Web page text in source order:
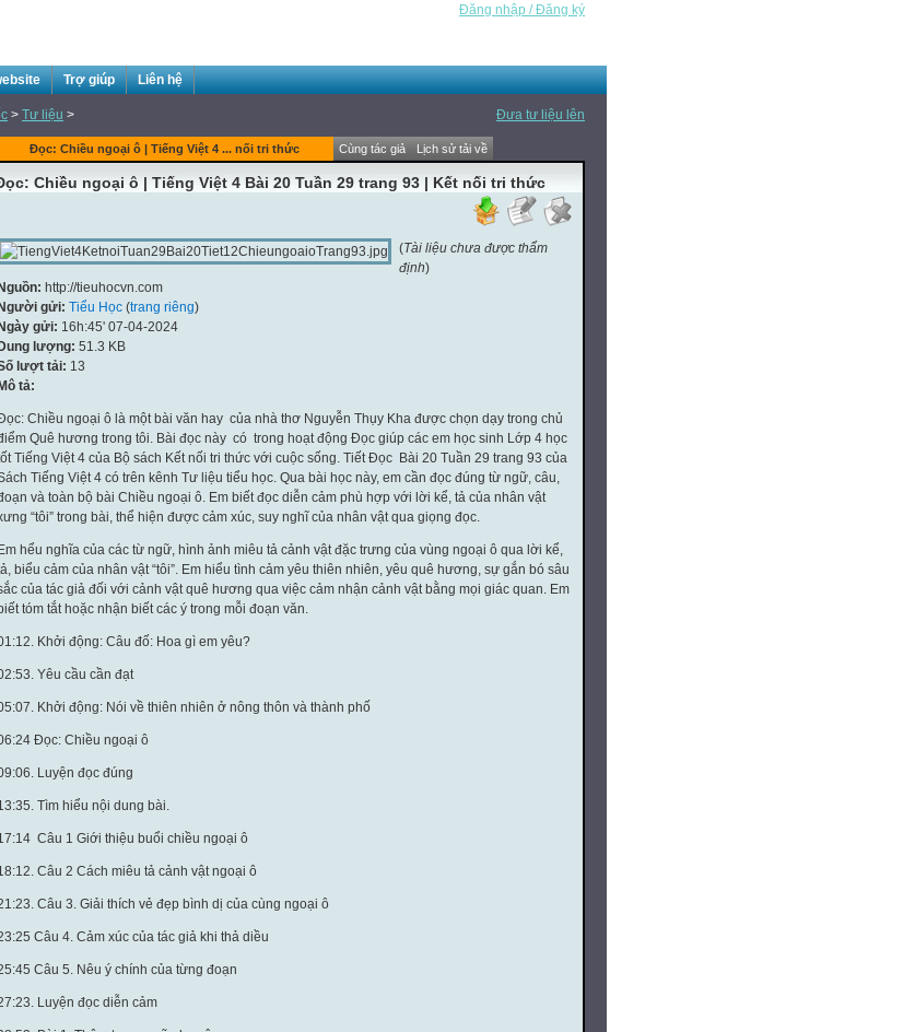
Đăng nhập / Đăng ký
Trợ giúp Liên hệ
Đưa tư liệu lên
> Tư liệu >
Đọc: Chiều ngoại ô | Tiếng Việt 4 ... nối tri thức Cùng tác giả Lịch sử tải về
Chiều ngoại ô | Tiếng Việt 4 Bài 20 Tuần 29 trang 93 | Kết nối tri thức
(Tài liệu chưa được thẩm
định)
Nguồn: http://tieuhocvn.com
Người gửi: Tiểu Học (trang riêng)
Ngày gửi: 16h:45' 07-04-2024
Dung lượng: 51.3 KB
lượt tải: 13
Mô tả:
Chiều ngoại ô là một bài văn hay của nhà thơ Nguyễn Thụy Kha được chọn dạy trong chủ
Quê hương trong tôi. Bài đọc này có trong hoạt động Đọc giúp các em học sinh Lớp 4 học
Tiếng Việt 4 của Bộ sách Kết nối tri thức với cuộc sống. Tiết Đọc Bài 20 Tuần 29 trang 93 của
Tiếng Việt 4 có trên kênh Tư liệu tiểu học. Qua bài học này, em cần đọc đúng từ ngữ, câu,
và toàn bộ bài Chiều ngoại ô. Em biết đọc diễn cảm phù hợp với lời kể, tả của nhân vật
“tôi” trong bài, thể hiện được cảm xúc, suy nghĩ của nhân vật qua giọng đọc.
Em hểu nghĩa của các từ ngữ, hình ảnh miêu tả cảnh vật đặc trưng của vùng ngoại ô qua lời kể,
biểu cảm của nhân vật “tôi”. Em hiểu tình cảm yêu thiên nhiên, yêu quê hương, sự gắn bó sâu
của tác giả đối với cảnh vật quê hương qua việc cảm nhận cảnh vật bằng mọi giác quan. Em
tóm tắt hoặc nhận biết các ý trong mỗi đoạn văn.
Khởi động: Câu đố: Hoa gì em yêu?
Yêu cầu cần đạt
Khởi động: Nói về thiên nhiên ở nông thôn và thành phố
Đọc: Chiều ngoại ô
Luyện đọc đúng
Tìm hiểu nội dung bài.
Câu 1 Giới thiệu buổi chiều ngoại ô
Câu 2 Cách miêu tả cảnh vật ngoại ô
Câu 3. Giải thích vẻ đẹp bình dị của cùng ngoại ô
Câu 4. Cảm xúc của tác giả khi thả diều
Câu 5. Nêu ý chính của từng đoạn
Luyện đọc diễn cảm